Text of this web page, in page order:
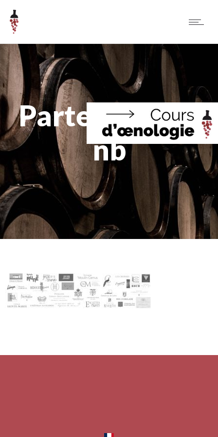
Partenaires2-
nb